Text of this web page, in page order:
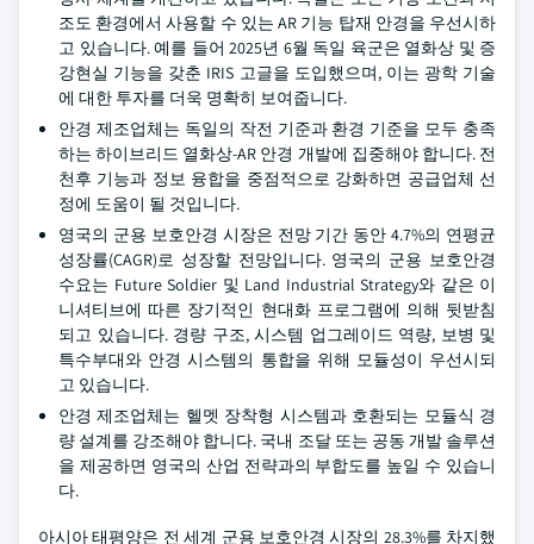
조도 환경에서 사용할 수 있는 AR 기능 탑재 안경을 우선시하
고 있습니다. 예를 들어 2025년 6월 독일 육군은 열화상 및 증
강현실 기능을 갖춘 IRIS 고글을 도입했으며, 이는 광학 기술
에 대한 투자를 더욱 명확히 보여줍니다.
안경 제조업체는 독일의 작전 기준과 환경 기준을 모두 충족
하는 하이브리드 열화상-AR 안경 개발에 집중해야 합니다. 전
천후 기능과 정보 융합을 중점적으로 강화하면 공급업체 선
정에 도움이 될 것입니다.
영국의 군용 보호안경 시장은 전망 기간 동안 4.7%의 연평균
성장률(CAGR)로 성장할 전망입니다. 영국의 군용 보호안경
수요는 Future Soldier 및 Land Industrial Strategy와 같은 이
니셔티브에 따른 장기적인 현대화 프로그램에 의해 뒷받침
되고 있습니다. 경량 구조, 시스템 업그레이드 역량, 보병 및
특수부대와 안경 시스템의 통합을 위해 모듈성이 우선시되
고 있습니다.
안경 제조업체는 헬멧 장착형 시스템과 호환되는 모듈식 경
량 설계를 강조해야 합니다. 국내 조달 또는 공동 개발 솔루션
을 제공하면 영국의 산업 전략과의 부합도를 높일 수 있습니
다.
아시아 태평양은 전 세계 군용 보호안경 시장의 28.3%를 차지했